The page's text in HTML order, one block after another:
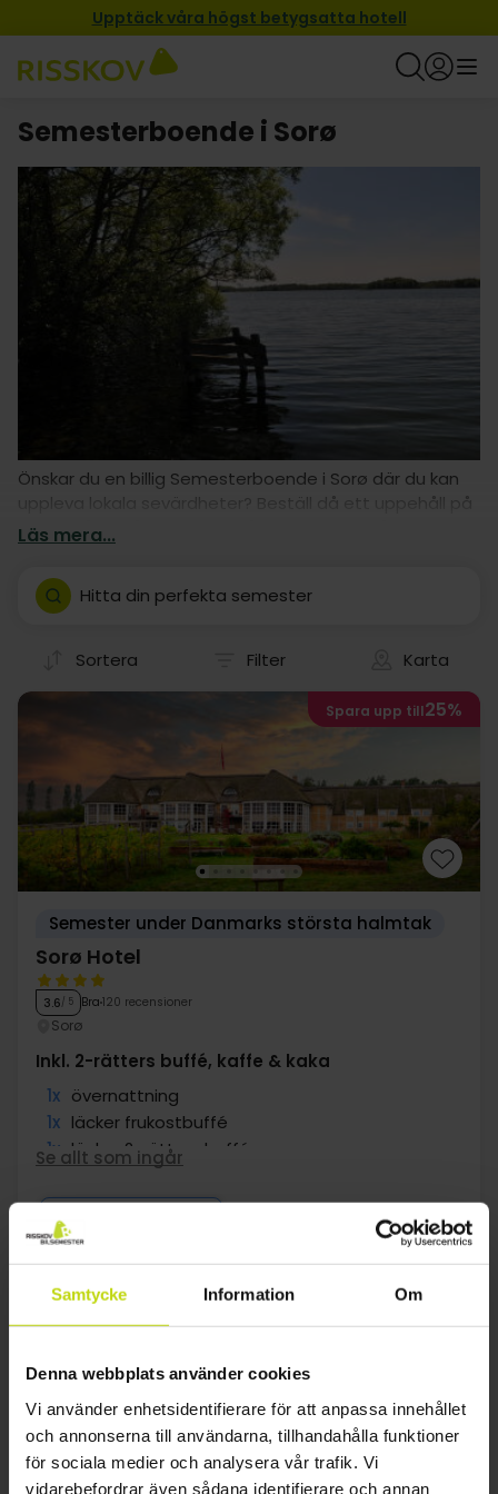
Samtycke Information Om
Denna webbplats använder cookies
Vi använder enhetsidentifierare för att anpassa innehållet
och annonserna till användarna, tillhandahålla funktioner
för sociala medier och analysera vår trafik. Vi
vidarebefordrar även sådana identifierare och annan
Upptäck våra högst betygsatta hotell
Semesterboende i Sorø
Önskar du en billig Semesterboende i Sorø där du kan
uppleva lokala sevärdheter? Beställ då ett uppehåll på
ett av våra många hotell! Våra hotelluppehåll är
Läs mera...
Hitta din perfekta semester
Sortera Filter Karta
Spara upp till25%
Semester under Danmarks största halmtak
Sorø Hotel
3.6/ 5 Bra 120 recensioner
Sorø
Inkl. 2-rätters buffé, kaffe & kaka
1x övernattning
1x läcker frukostbuffé
1x läcker 2-rätters buffé
kaffe/te och kaka efter middagen
1x kaffe att ta med
Se allt som ingår
jan
Se mer
1
FAQ